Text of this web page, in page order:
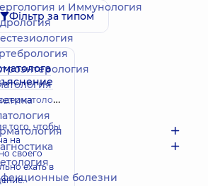
Фільтр за типом
того, чтобы
на
своего
ехать в
и Иммунология
болезни